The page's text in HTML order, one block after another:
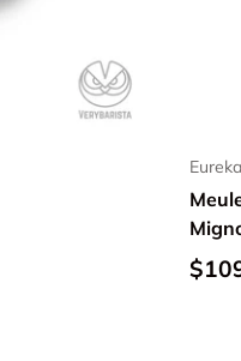
Eureka